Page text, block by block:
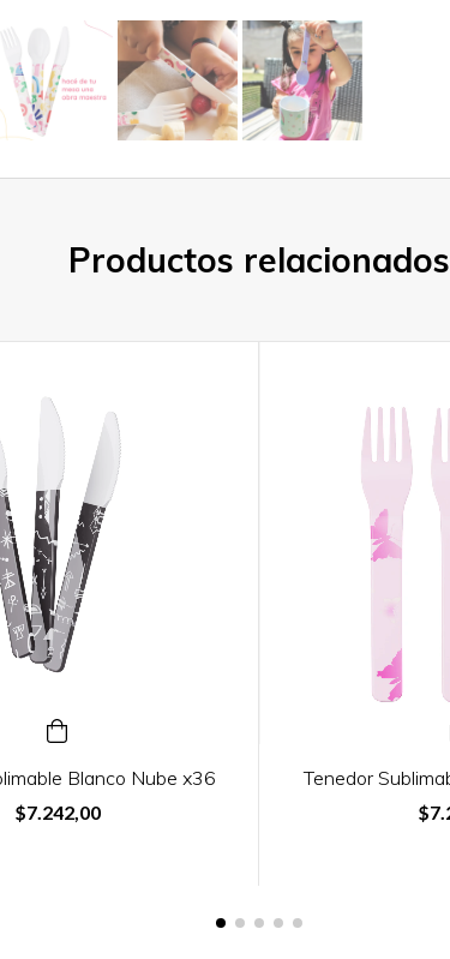
Productos relacionados
Blanco Nube x36
$7.242,00
Tenedor